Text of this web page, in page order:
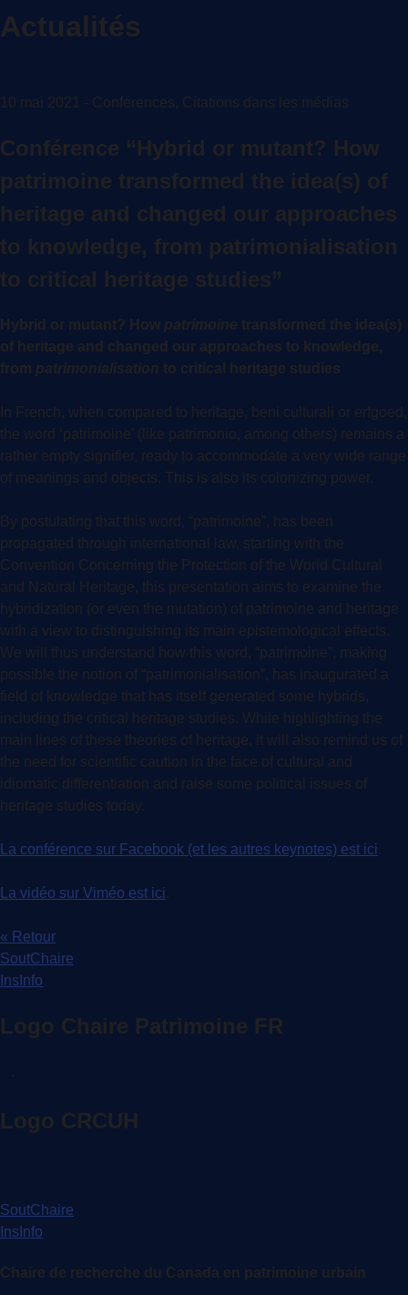
Actualités
10 mai 2021 - Conférences, Citations dans les médias
Conférence “Hybrid or mutant? How
patrimoine transformed the idea(s) of
heritage and changed our approaches
to knowledge, from patrimonialisation
to critical heritage studies”
Hybrid or mutant? How patrimoine transformed the idea(s)
of heritage and changed our approaches to knowledge,
from patrimonialisation to critical heritage studies
In French, when compared to heritage, beni culturali or erfgoed,
the word ‘patrimoine’ (like patrimonio, among others) remains a
rather empty signifier, ready to accommodate a very wide range
of meanings and objects. This is also its colonizing power.
By postulating that this word, “patrimoine”, has been
propagated through international law, starting with the
Convention Concerning the Protection of the World Cultural
and Natural Heritage, this presentation aims to examine the
hybridization (or even the mutation) of patrimoine and heritage
with a view to distinguishing its main epistemological effects.
We will thus understand how this word, “patrimoine”, making
possible the notion of “patrimonialisation”, has inaugurated a
field of knowledge that has itself generated some hybrids,
including the critical heritage studies. While highlighting the
main lines of these theories of heritage, it will also remind us of
the need for scientific caution in the face of cultural and
idiomatic differentiation and raise some political issues of
heritage studies today.
La conférence sur Facebook (et les autres keynotes) est ici
La vidéo sur Viméo est ici
« Retour
SoutChaire
InsInfo
Logo Chaire Patrimoine FR
Logo CRCUH
SoutChaire
InsInfo
Chaire de recherche du Canada en patrimoine urbain